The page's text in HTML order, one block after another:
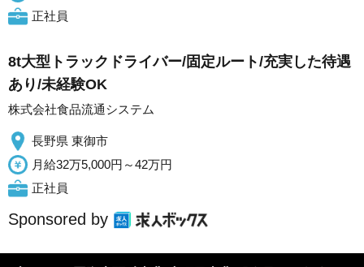
正社員
8t大型トラックドライバー/固定ルート/充実した待遇
あり/未経験OK
株式会社食品流通システム
長野県 東御市
月給32万5,000円～42万円
正社員
Sponsored by